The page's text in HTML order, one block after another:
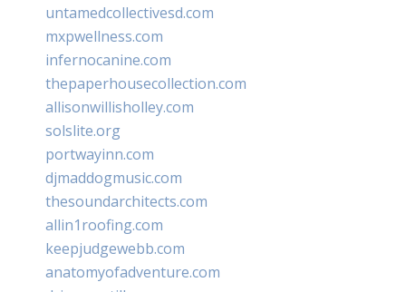
untamedcollectivesd.com
mxpwellness.com
infernocanine.com
thepaperhousecollection.com
allisonwillisholley.com
solslite.org
portwayinn.com
djmaddogmusic.com
thesoundarchitects.com
allin1roofing.com
keepjudgewebb.com
anatomyofadventure.com